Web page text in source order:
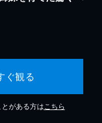
ぐ観る
がある方は こちら